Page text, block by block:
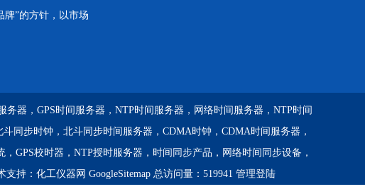
牌”的方针，以市场
务器，GPS时间服务器，NTP时间服务器，网络时间服务器，NTP时间
同步时钟，北斗同步时间服务器，CDMA时钟，CDMA时间服务器，
GPS校时器，NTP授时服务器，时间同步产品，网络时间同步设备，
支持： 化工仪器网 GoogleSitemap总访问量：519941 管理登陆